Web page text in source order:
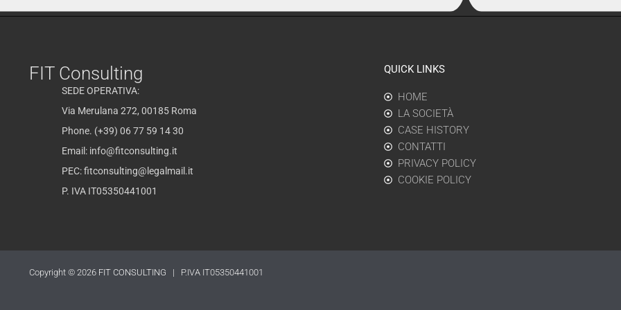
FIT Consulting
SEDE OPERATIVA:
Via Merulana 272, 00185 Roma
Phone. (+39) 06 77 59 14 30
Email: info@fitconsulting.it
PEC:fitconsulting@legalmail.it
P. IVA IT05350441001
QUICK LINKS
HOME
LA SOCIETÀ
CASE HISTORY
CONTATTI
PRIVACY POLICY
COOKIE POLICY
Copyright © 2026 FIT CONSULTING | P.IVA IT05350441001